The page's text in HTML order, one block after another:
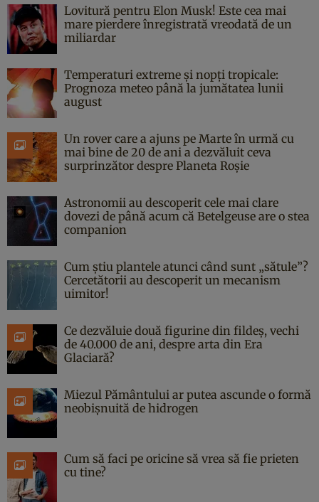
Lovitură pentru Elon Musk! Este cea mai
mare pierdere înregistrată vreodată de un
miliardar
Temperaturi extreme și nopți tropicale:
Prognoza meteo până la jumătatea lunii
august
Un rover care a ajuns pe Marte în urmă cu
mai bine de 20 de ani a dezvăluit ceva
surprinzător despre Planeta Roșie
Astronomii au descoperit cele mai clare
dovezi de până acum că Betelgeuse are o stea
companion
Cum știu plantele atunci când sunt „sătule”?
Cercetătorii au descoperit un mecanism
uimitor!
Ce dezvăluie două figurine din fildeș, vechi
de 40.000 de ani, despre arta din Era
Glaciară?
Miezul Pământului ar putea ascunde o formă
neobișnuită de hidrogen
Cum să faci pe oricine să vrea să fie prieten
cu tine?